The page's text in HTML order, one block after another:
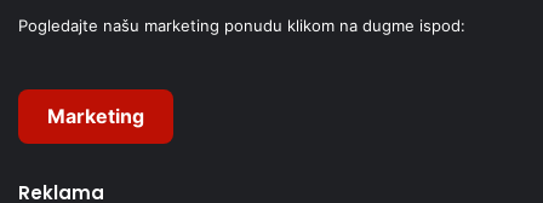
Pogledajte našu marketing ponudu klikom na dugme ispod:
Marketing
Reklama